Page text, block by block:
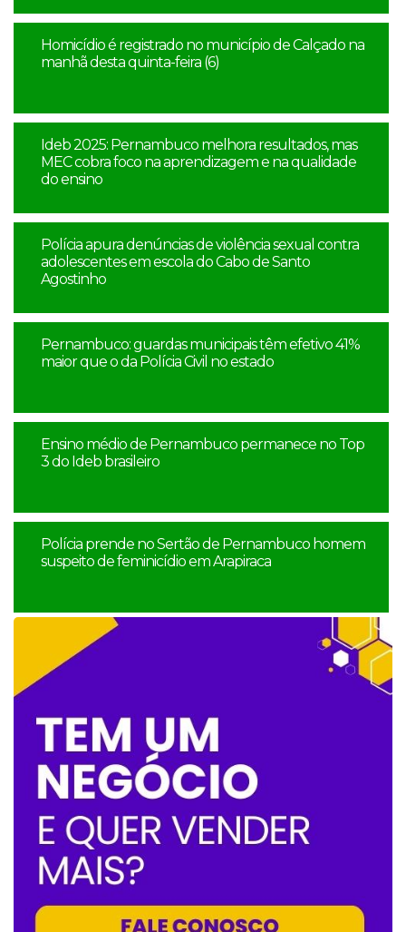
Homicídio é registrado no município de Calçado na
manhã desta quinta-feira (6)
Ideb 2025: Pernambuco melhora resultados, mas
MEC cobra foco na aprendizagem e na qualidade
do ensino
Polícia apura denúncias de violência sexual contra
adolescentes em escola do Cabo de Santo
Agostinho
Pernambuco: guardas municipais têm efetivo 41%
maior que o da Polícia Civil no estado
Ensino médio de Pernambuco permanece no Top
3 do Ideb brasileiro
Polícia prende no Sertão de Pernambuco homem
suspeito de feminicídio em Arapiraca